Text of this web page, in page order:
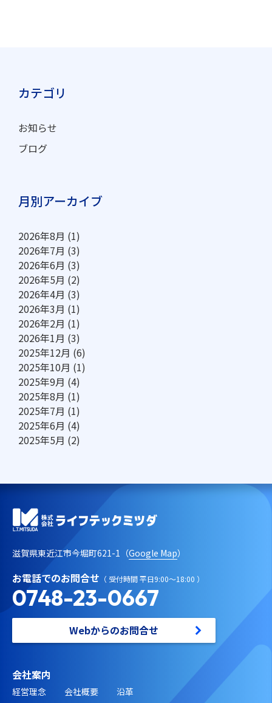
カテゴリ
お知らせ
ブログ
月別アーカイブ
2026年8月 (1)
2026年7月 (3)
2026年6月 (3)
2026年5月 (2)
2026年4月 (3)
2026年3月 (1)
2026年2月 (1)
2026年1月 (3)
2025年12月 (6)
2025年10月 (1)
2025年9月 (4)
2025年8月 (1)
2025年7月 (1)
2025年6月 (4)
2025年5月 (2)
滋賀県東近江市今堀町621-1（Google Map）
お電話でのお問合せ （ 受付時間 平日9:00～18:00 ）
0748-23-0667
Webからのお問合せ
会社案内
経営理念 会社概要 沿革